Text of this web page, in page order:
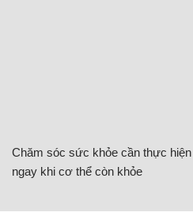
Chăm sóc sức khỏe cần thực hiện
ngay khi cơ thể còn khỏe